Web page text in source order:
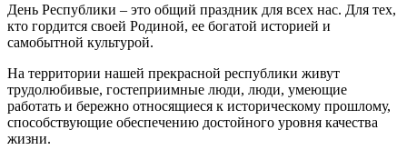
День Республики – это общий праздник для всех нас. Для тех,
кто гордится своей Родиной, ее богатой историей и
самобытной культурой.
На территории нашей прекрасной республики живут
трудолюбивые, гостеприимные люди, люди, умеющие
работать и бережно относящиеся к историческому прошлому,
способствующие обеспечению достойного уровня качества
жизни.